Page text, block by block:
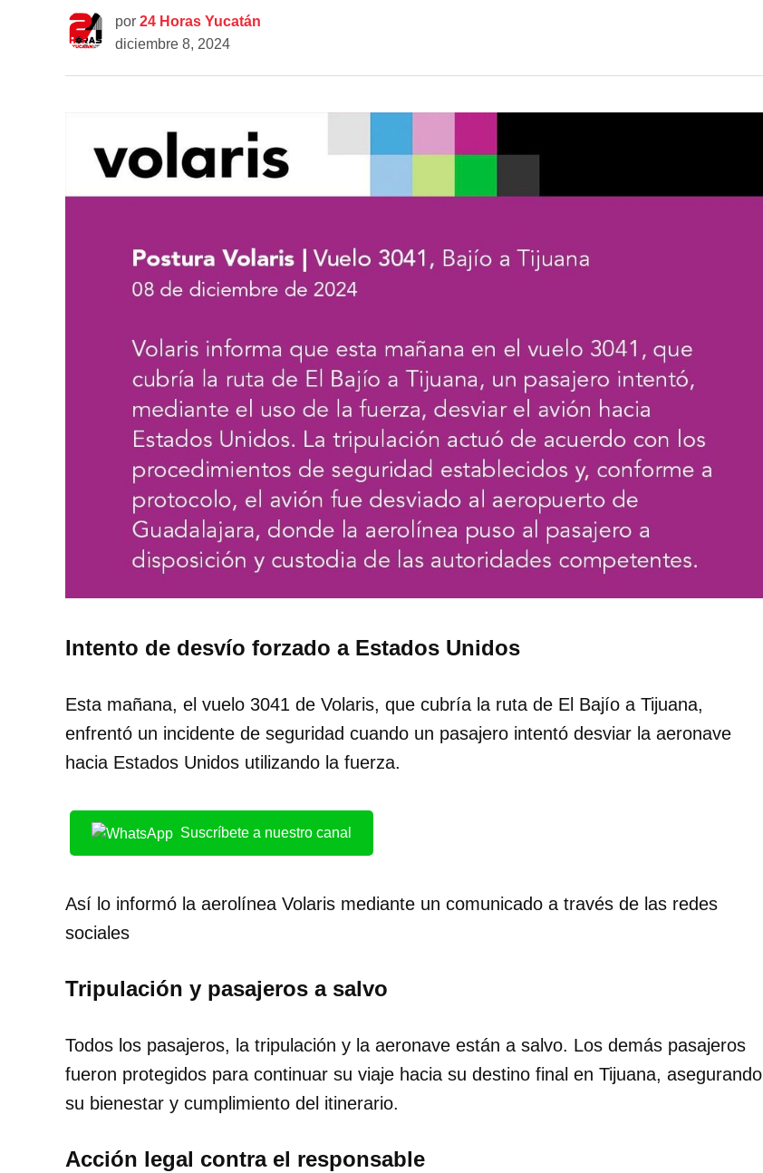
por 24 Horas Yucatán
diciembre 8, 2024
Intento de desvío forzado a Estados Unidos
Esta mañana, el vuelo 3041 de Volaris, que cubría la ruta de El Bajío a Tijuana,
enfrentó un incidente de seguridad cuando un pasajero intentó desviar la aeronave
hacia Estados Unidos utilizando la fuerza.
Suscríbete a nuestro canal
Así lo informó la aerolínea Volaris mediante un comunicado a través de las redes
sociales
Tripulación y pasajeros a salvo
Todos los pasajeros, la tripulación y la aeronave están a salvo. Los demás pasajeros
fueron protegidos para continuar su viaje hacia su destino final en Tijuana, asegurando
su bienestar y cumplimiento del itinerario.
Acción legal contra el responsable